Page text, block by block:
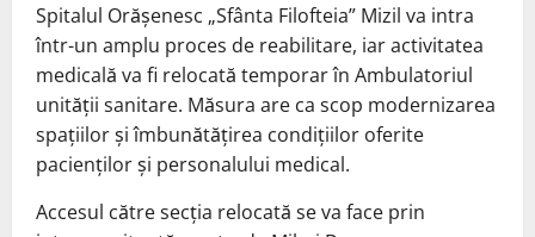
Spitalul Orășenesc „Sfânta Filofteia” Mizil va intra
într-un amplu proces de reabilitare, iar activitatea
medicală va fi relocată temporar în Ambulatoriul
unității sanitare. Măsura are ca scop modernizarea
spațiilor și îmbunătățirea condițiilor oferite
pacienților și personalului medical.
Accesul către secția relocată se va face prin